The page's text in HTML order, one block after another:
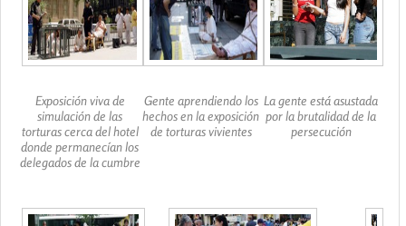
Exposición viva de
simulación de las
torturas cerca del hotel
donde permanecían los
delegados de la cumbre
Gente aprendiendo los
hechos en la exposición
de torturas vivientes
La gente está asustada
por la brutalidad de la
persecución